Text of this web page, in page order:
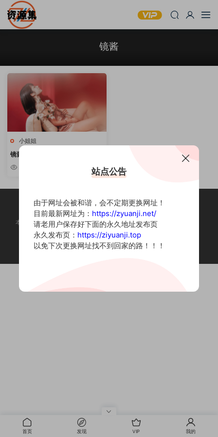
镜酱
小姐姐
镜酱: 25套合集
本站为摄影写真图片网站，内容来自网络收集整理，仅作个人学习使用。
如有违法内容请联系删除
Copyright © 2022 资源集
首页 发现 VIP 我的
站点公告
由于网址会被和谐，会不定期更换网址！
目前最新网址为： https://zyuanji.net/
请老用户保存好下面的永久地址发布页
永久发布页： https://ziyuanji.top
以免下次更换网址找不到回家的路！！！